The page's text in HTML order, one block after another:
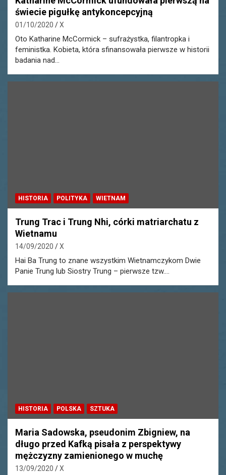
świecie pigułkę antykoncepcyjną
01/10/2020 X
Oto Katharine McCormick – sufrażystka, filantropka i
feministka. Kobieta, która sfinansowała pierwsze w historii
badania nad…
HISTORIA POLITYKA WIETNAM
Trung Trac i Trung Nhi, córki matriarchatu z
Wietnamu
14/09/2020 X
Hai Ba Trung to znane wszystkim Wietnamczykom Dwie
Panie Trung lub Siostry Trung – pierwsze tzw.…
HISTORIA POLSKA SZTUKA
Maria Sadowska, pseudonim Zbigniew, na
długo przed Kafką pisała z perspektywy
mężczyzny zamienionego w muchę
13/09/2020 X